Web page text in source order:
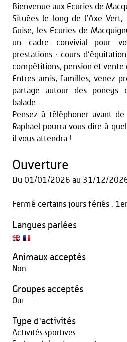
Bienvenue aux Ecuries de
Situées le long de l’Axe
Guise, les Ecuries de
un cadre convivial pour
prestations : cours
compétitions, pension et vente
Entres amis, familles, venez
partage autour des poneys
balade.
Pensez à téléphoner avant
Raphaël pourra vous dire à
il vous attendra !
Ouverture
Du 01/01/2026 au 31/12/
Fermé certains jours fériés :
Langues parlées
Animaux acceptés
Non
Groupes acceptés
Oui
Type d'activités
Activités sportives